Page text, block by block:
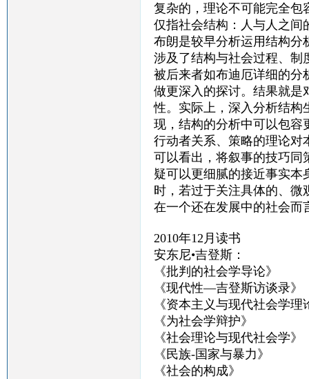
复杂的，理论不可能完全包
仅指社会结构：人与人之间
布朗是较早分析运用结构分
涉及了结构与社会过程、制
被后来者如布迪厄详细的分
做更深入的探讨。结果就是
性。实际上，深入分析结构
现，结构的分析中可以包容
行动者关系、策略的理论
可以看出，将叙事的技巧同
疑可以更细腻的接近事实本
时，若过于关注具体的、微
在一个还在发展中的社会而
2010年12月读书
安东尼•吉登斯：
《批判的社会学导论》
《现代性—吉登斯访谈录》
《资本主义与现代社会学理
《为社会学辩护》
《社会理论与现代社会学》
《民族-国家与暴力》
《社会的构成》